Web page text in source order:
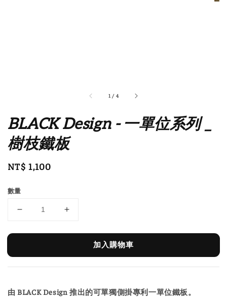
1 / 4
BLACK Design - 一單位系列 _
樹枝鐵板
Regular
NT$ 1,100
數量
加入購物車
由 BLACK Design 推出的可單獨側掛專利一單位鐵板。